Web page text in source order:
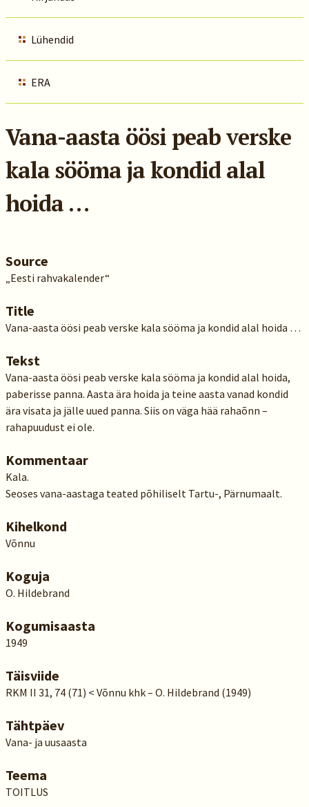
Lühendid
ERA
Vana-aasta öösi peab verske
kala sööma ja kondid alal
hoida …
Source
„Eesti rahvakalender“
Title
Vana-aasta öösi peab verske kala sööma ja kondid alal hoida …
Tekst
Vana-aasta öösi peab verske kala sööma ja kondid alal hoida,
paberisse panna. Aasta ära hoida ja teine aasta vanad kondid
ära visata ja jälle uued panna. Siis on väga hää rahaõnn –
rahapuudust ei ole.
Kommentaar
Kala.
Seoses vana-aastaga teated põhiliselt Tartu-, Pärnumaalt.
Kihelkond
Võnnu
Koguja
O. Hildebrand
Kogumisaasta
1949
Täisviide
RKM II 31, 74 (71) < Võnnu khk – O. Hildebrand (1949)
Tähtpäev
Vana- ja uusaasta
Teema
TOITLUS